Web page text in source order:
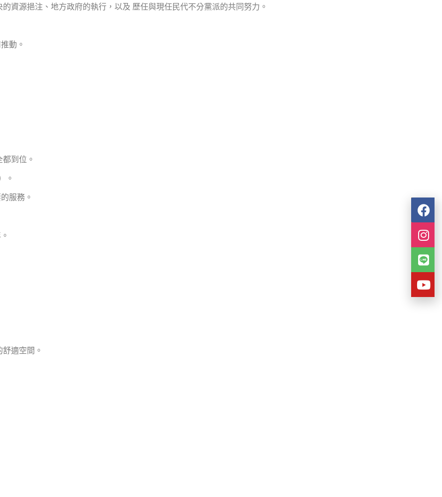
資源挹注、地方政府的執行，以及 歷任與現任民代不分黨派的共同努力。
動。
到位。
。
服務。
適空間。